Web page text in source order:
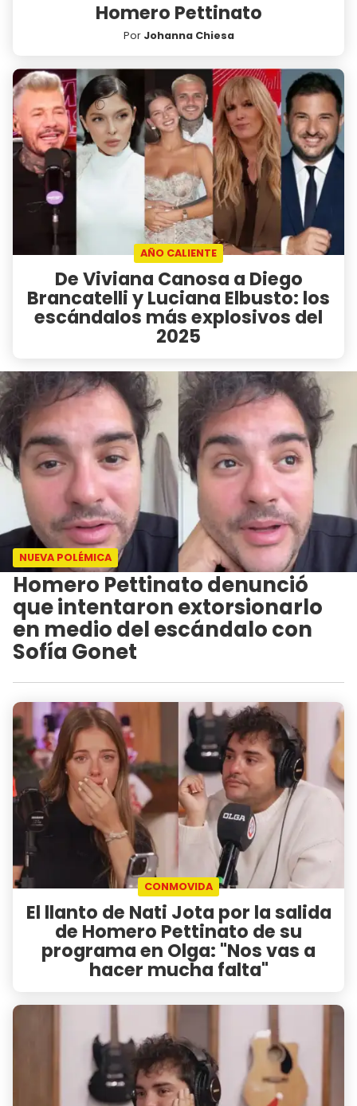
Homero Pettinato
Por Johanna Chiesa
AÑO CALIENTE
De Viviana Canosa a Diego
Brancatelli y Luciana Elbusto: los
escándalos más explosivos del
2025
NUEVA POLÉMICA
Homero Pettinato denunció
que intentaron extorsionarlo
en medio del escándalo con
Sofía Gonet
CONMOVIDA
El llanto de Nati Jota por la salida
de Homero Pettinato de su
programa en Olga: "Nos vas a
hacer mucha falta"